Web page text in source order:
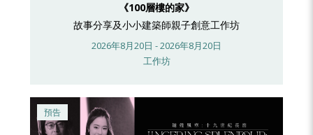
《100層樓的家》
故事分享及小小建築師親子創意工作坊
2026年8月20日 - 2026年8月20日
工作坊
預告